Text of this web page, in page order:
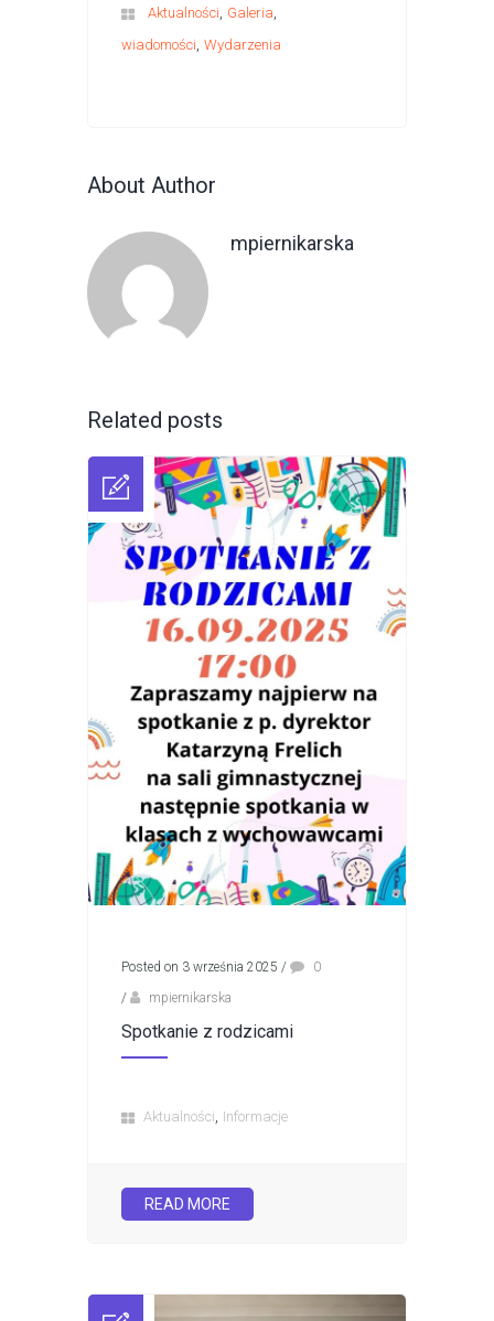
Aktualności, Galeria,
wiadomości, Wydarzenia
About Author
mpiernikarska
Related posts
Posted on 3 września 2025 /
0
/
mpiernikarska
Spotkanie z rodzicami
Aktualności, Informacje
READ MORE